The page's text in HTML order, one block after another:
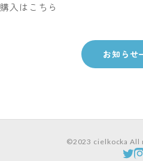
購入は こちら
お知らせ
©2023 cielkocka All